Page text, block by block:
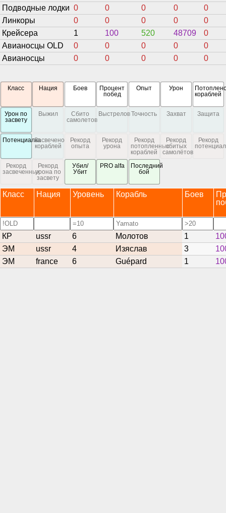
Подводные лодки 0 0 0 0
0
Линкоры
0 0 0 0
0
Крейсера
1 100 520 48709
0
Авианосцы OLD
0 0 0 0
0
Авианосцы
0 0 0 0 0
Класс Нация Боев
Процент
побед
Опыт Урон
кораблей
Урон по
засвету
Выжил
Сбито
самолетов
ВыстреловТочность Захват Защита
ПотенциалкаЗасвечено
кораблей
Рекорд
опыта
Рекорд
урона
Рекорд
потопленных
кораблей
Рекорд
сбитых
самолётов
Рекорд
Рекорд
засвеченных
Рекорд
урона по
засвету
Убил/
Убит
PRO alfa
Последний
бой
Класс Нация Уровень Корабль Боев
КР ussr 6 Молотов 1
ЭМ
ussr 4 Изяслав 3
ЭМ
france 6 Guépard 1